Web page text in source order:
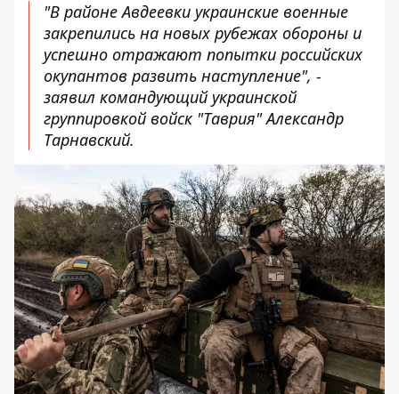
"В районе Авдеевки украинские военные
закрепились на новых рубежах обороны и
успешно отражают попытки российских
окупантов развить наступление", -
заявил командующий украинской
группировкой войск "Таврия" Александр
Тарнавский.